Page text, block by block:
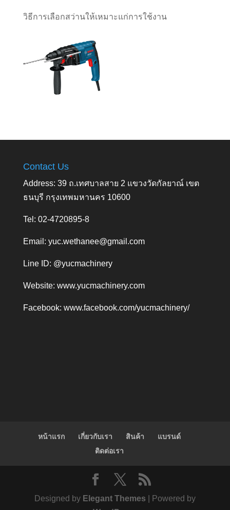
วิธีการเลือกสว่านให้เหมาะแก่การใช้งาน
Contact Us
Address: 39 ถ.เทศบาลสาย 2 แขวงวัดกัลยาณ์ เขต
ธนบุรี กรุงเทพมหานคร 10600
Tel: 02-4720895-8
Email: yuc.wethanee@gmail.com
Line ID: @yucmachinery
Website: www.yucmachinery.com
Facebook: www.facebook.com/yucmachinery/
หน้าแรก เกี่ยวกับเรา สินค้า
แบรนด์
ติดต่อเรา
Designed by Elegant Themes | Powered by